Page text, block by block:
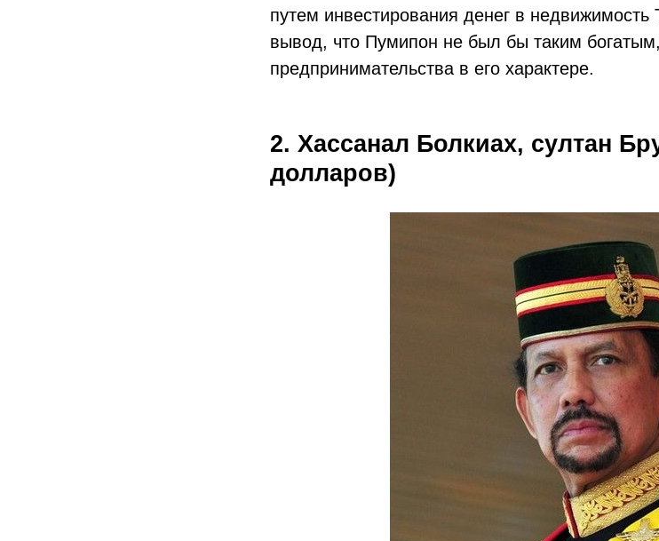
путем инвестирования денег в
вывод, что Пумипон не был бы таким
предпринимательства в его характере.
2. Хассанал Болкиах, султан
долларов)